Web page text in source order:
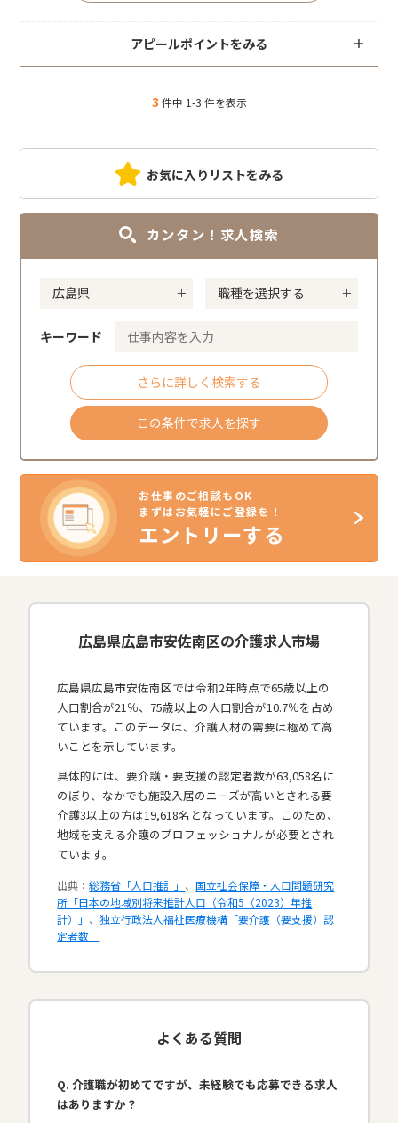
アピールポイントをみる
3件中 1-3 件を表示
お気に入りリストをみる
カンタン！求人検索
キーワード
さらに詳しく検索する
この条件で求人を探す
お仕事のご相談もOK
まずはお気軽にご登録を！
エントリーする
広島県広島市安佐南区の介護求人市場
広島県広島市安佐南区では令和2年時点で65歳以上の
人口割合が21％、75歳以上の人口割合が10.7％を占め
ています。このデータは、介護人材の需要は極めて高
いことを示しています。
具体的には、要介護・要支援の認定者数が63,058名に
のぼり、なかでも施設入居のニーズが高いとされる要
介護3以上の方は19,618名となっています。このため、
地域を支える介護のプロフェッショナルが必要とされ
ています。​
出典：総務省「人口推計」 、国立社会保障・人口問題研究
所「日本の地域別将来推計人口（令和5（2023）年推
計）」 、独立行政法人福祉医療機構「要介護（要支援）認
定者数」
よくある質問
Q. 介護職が初めてですが、未経験でも応募できる求人
はありますか？